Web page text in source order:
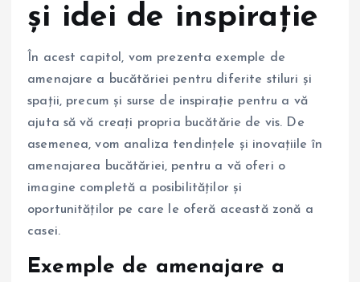
și idei de inspirație
În acest capitol, vom prezenta exemple de
amenajare a bucătăriei pentru diferite stiluri și
spații, precum și surse de inspirație pentru a vă
ajuta să vă creați propria bucătărie de vis. De
asemenea, vom analiza tendințele și inovațiile în
amenajarea bucătăriei, pentru a vă oferi o
imagine completă a posibilităților și
oportunităților pe care le oferă această zonă a
casei.
Exemple de amenajare a